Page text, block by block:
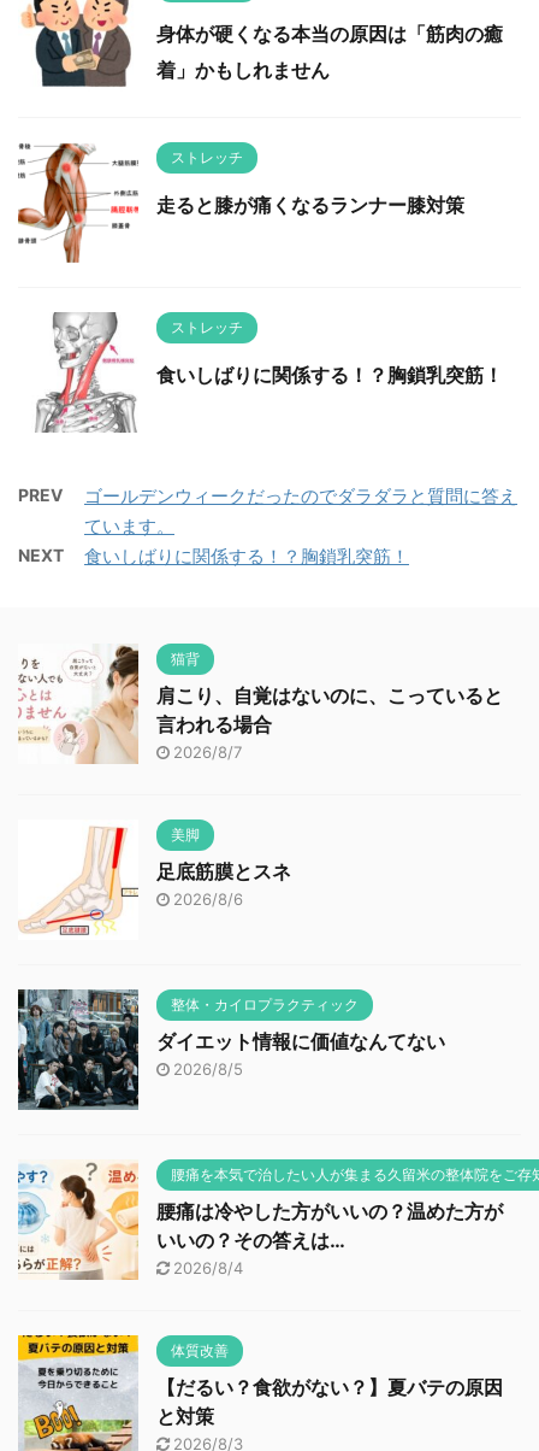
身体が硬くなる本当の原因は「筋肉の癒
着」かもしれません
ストレッチ
走ると膝が痛くなるランナー膝対策
ストレッチ
食いしばりに関係する！？胸鎖乳突筋！
PREV
ゴールデンウィークだったのでダラダラと質問に答え
ています。
NEXT 食いしばりに関係する！？胸鎖乳突筋！
猫背
肩こり、自覚はないのに、こっていると
言われる場合
2026/8/7
美脚
足底筋膜とスネ
2026/8/6
整体・カイロプラクティック
ダイエット情報に価値なんてない
2026/8/5
腰痛を本気で治したい人が集まる久留米の整体院をご存
腰痛は冷やした方がいいの？温めた方が
いいの？その答えは…
2026/8/4
体質改善
【だるい？食欲がない？】夏バテの原因
と対策
2026/8/3